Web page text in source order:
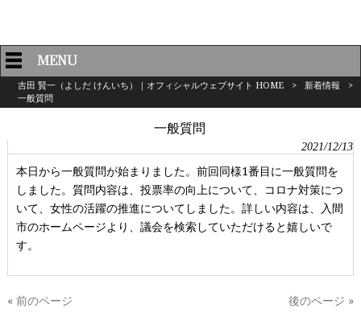
MENU
吉田 賢一（よしだ けんいち）｜オフィシャルウェブサイト HOME > 新着情報
>
一般質問
一般質問
2021/12/13
本日から一般質問が始まりました。前回同様1番目に一般質問を
しました。質問内容は、投票率の向上について、コロナ対策につ
いて、女性の活躍の推進についてしました。詳しい内容は、入間
市のホームページより、議会を検索していただけると嬉しいで
す。
« 前のページ 後のページ »